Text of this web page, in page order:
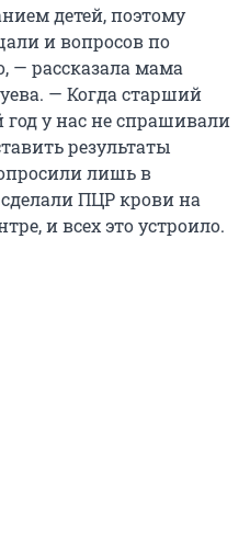
детей, поэтому
и вопросов по
— рассказала мама
— Когда старший
у нас не спрашивали
результаты
лишь в
ПЦР крови на
и всех это устроило.